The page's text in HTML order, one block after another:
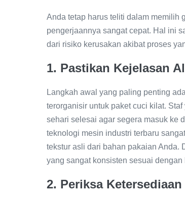
Anda tetap harus teliti dalam memilih
pengerjaannya sangat cepat. Hal ini
dari risiko kerusakan akibat proses
1. Pastikan Kejelasan
Langkah awal yang paling penting
terorganisir untuk paket cuci kilat.
sehari selesai agar segera masuk ke
teknologi mesin industri terbaru
tekstur asli dari bahan pakaian Anda.
yang sangat konsisten sesuai
2. Periksa